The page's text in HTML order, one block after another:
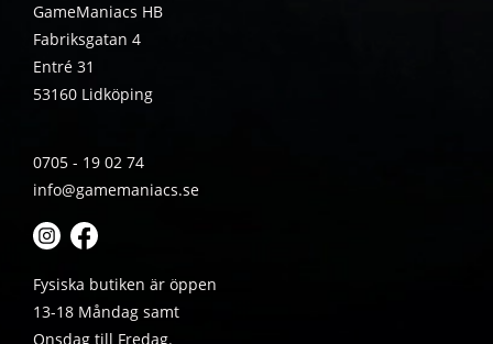
GameManiacs HB
Fabriksgatan 4
Entré 31
53160 Lidköping
0705 - 19 02 74
info@gamemaniacs.se
Fysiska butiken är öppen
13-18 Måndag samt
Onsdag till Fredag.